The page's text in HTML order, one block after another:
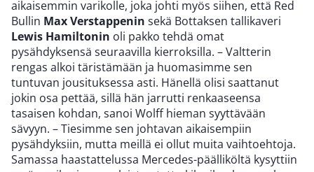
aikaisemmin varikolle, joka johti myös siihen, että Red
Bullin Max Verstappenin sekä Bottaksen tallikaveri
Lewis Hamiltonin oli pakko tehdä omat
pysähdyksensä seuraavilla kierroksilla. – Valtterin
rengas alkoi täristämään ja huomasimme sen
tuntuvan jousituksessa asti. Hänellä olisi saattanut
jokin osa pettää, sillä hän jarrutti renkaaseensa
tasaisen kohdan, sanoi Wolff hieman syyttävään
sävyyn. – Tiesimme sen johtavan aikaisempiin
pysähdyksiin, mutta meillä ei ollut muita vaihtoehtoja.
Samassa haastattelussa Mercedes-päälliköltä kysyttiin